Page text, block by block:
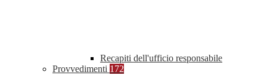
Recapiti dell'ufficio responsabile
Provvedimenti 172